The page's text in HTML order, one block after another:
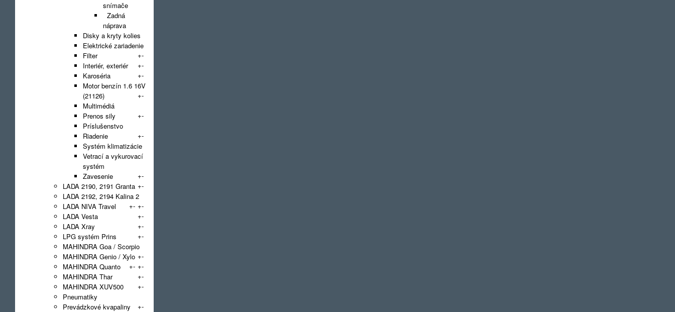
snímače
Zadná
náprava
Disky a kryty kolies
Elektrické zariadenie
+-
Filter
Interiér, exteriér
+-
Karoséria
+-
Motor benzín 1.6 16V
(21126)
+-
Multimédiá
Prenos sily
+-
Príslušenstvo
Riadenie
+-
Systém klimatizácie
Vetrací a vykurovací
systém
Zavesenie
+-
LADA 2190, 2191 Granta +-
LADA 2192, 2194 Kalina 2
+-
LADA NIVA Travel +-
LADA Vesta
+-
LADA Xray
+-
LPG systém Prins
+-
MAHINDRA Goa / Scorpio
+-
MAHINDRA Genio / Xylo
+-
MAHINDRA Quanto +-
MAHINDRA Thar
+-
MAHINDRA XUV500
+-
Pneumatiky
Prevádzkové kvapaliny
+-